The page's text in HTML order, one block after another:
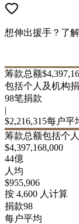
想伸出援手？了
筹款总额$
包括个人及机构
98笔捐款
|
$2,216,315每户平
筹款总额包括个
$4,397,168,000
44億
人均
$955,906
按 4,600 人计算
捐款98
每户平均